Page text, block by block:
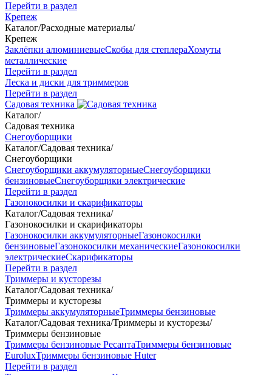
Перейти в раздел
Крепеж
Каталог/Расходные материалы/
Крепеж
Заклёпки алюминиевыеСкобы для степлераХомуты
металлические
Перейти в раздел
Леска и диски для триммеров
Перейти в раздел
Садовая техника
Каталог/
Садовая техника
Снегоуборщики
Каталог/Садовая техника/
Снегоуборщики
Снегоуборщики аккумуляторныеСнегоуборщики
бензиновыеСнегоуборщики электрические
Перейти в раздел
Газонокосилки и скарификаторы
Каталог/Садовая техника/
Газонокосилки и скарификаторы
Газонокосилки аккумуляторныеГазонокосилки
бензиновыеГазонокосилки механическиеГазонокосилки
электрическиеСкарификаторы
Перейти в раздел
Триммеры и кусторезы
Каталог/Садовая техника/
Триммеры и кусторезы
Триммеры аккумуляторныеТриммеры бензиновые
Каталог/Садовая техника/Триммеры и кусторезы/
Триммеры бензиновые
Триммеры бензиновые РесантаТриммеры бензиновые
EuroluxТриммеры бензиновые Huter
Перейти в раздел